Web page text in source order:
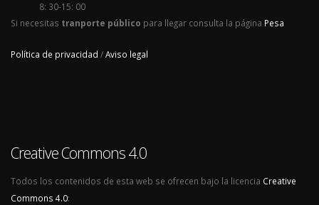
8: 30-15: 00
Si necesitas tranporte público para llegar consulta la página Pesa
Política de privacidad /Aviso legal
Creative Commons 4.0
Todos los contenidos de esta web se ofrecen bajo la licencia Creative
Commons 4.0: